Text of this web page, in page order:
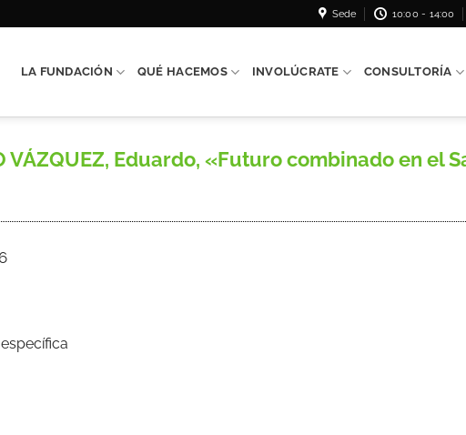
Sede 10:00 - 14:00
LA FUNDACIÓN QUÉ HACEMOS INVOLÚCRATE CONSULTORÍA
VÁZQUEZ, Eduardo, «Futuro combinado en el